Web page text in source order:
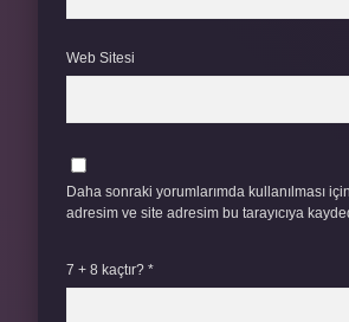
Web Sitesi
Daha sonraki yorumlarımda kullanılması
adresim ve site adresim bu tarayıcıya
7 + 8 kaçtır? *